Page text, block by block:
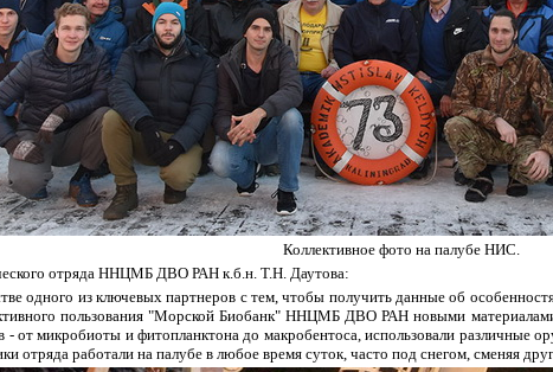
Коллективное фото на палубе НИС.
отряда ННЦМБ ДВО РАН к.б.н. Т.Н. Даутова:
одного из ключевых партнеров с тем, чтобы получить данные об
пользования "Морской Биобанк" ННЦМБ ДВО РАН новыми
от микробиоты и фитопланктона до макробентоса, использовали различные
отряда работали на палубе в любое время суток, часто под снегом, сменяя